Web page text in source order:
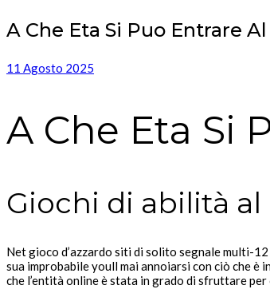
A Che Eta Si Puo Entrare
11 Agosto 2025
A Che Eta Si
Giochi di abilità
Net gioco d’azzardo siti di solito segnale multi-
sua improbabile youll mai annoiarsi con ciò che
che l’entità online è stata in grado di sfruttare